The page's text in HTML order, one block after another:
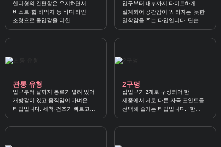
핸디형의 간편함은 유지하면서
바스트·힙·허벅지 등 바디 라인
조형으로 몰입감을 더한
타입입니다. 토르소보다 부담이
적고 콘셉트 자극을 가볍게 즐기기
입구부터 내부까지 타이트하게
설계되어 공간감이 ‘사라지는’ 듯한
밀착감을 주는 타입입니다. 단순
조임을 넘어 빈틈 없이 감싸는
압박감을 원할 때 잘 맞아요.
관통 유형
입구부터 끝까지 통로가 열려 있어
개방감이 있고 움직임이 가벼운
타입입니다. 세척·건조가 빠르고
관리가 쉬운 장점이 있어요.
2구멍
삽입구가 2개로 구성되어 한
제품에서 서로 다른 자극 포인트를
선택해 즐기는 타입입니다. “한
가지로는 아쉬운” 사용자에게
변주감과 선택지를 제공합니다.